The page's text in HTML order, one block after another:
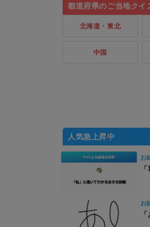
都道府県のご当地クイ
北海道・東北
中国
人気急上昇中
お
お